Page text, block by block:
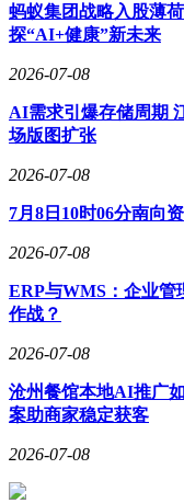
蚂蚁集团战略入股薄
探“AI+健康”新未来
2026-07-08
AI需求引爆存储周期
场版图扩张
2026-07-08
7月8日10时06分南向
2026-07-08
ERP与WMS：企业管
作战？
2026-07-08
沧州餐馆本地AI推广
案助商家稳定获客
2026-07-08